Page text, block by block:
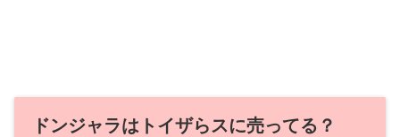
ドンジャラはトイザらスに売ってる？